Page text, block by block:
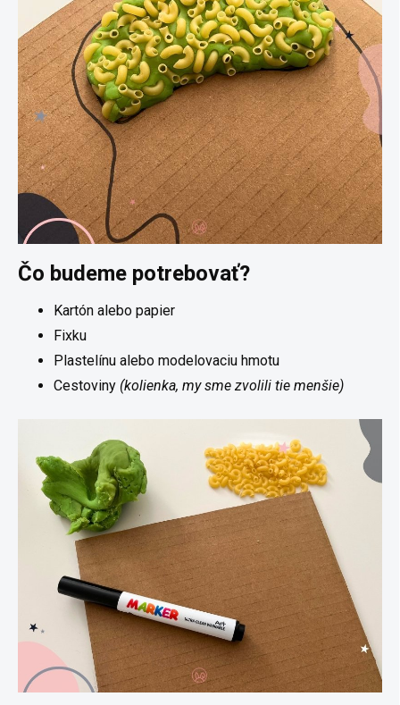
Čo budeme potrebovať?
Kartón alebo papier
Fixku
Plastelínu alebo modelovaciu hmotu
Cestoviny (kolienka, my sme zvolili tie menšie)